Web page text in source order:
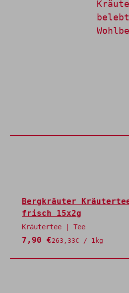
Bergkräuter
frisch 15x2g
Kräutertee | Tee
7,90 €263,33€ / 1kg